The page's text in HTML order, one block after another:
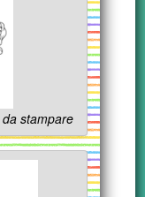
stampare